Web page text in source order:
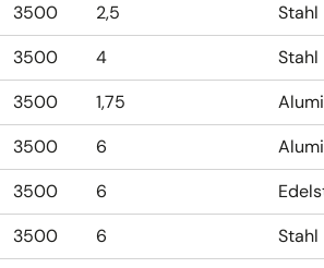
3500 2,5 Stahl
3500 4 Stahl
3500 1,75
3500 6
3500 6
3500 6 Stahl